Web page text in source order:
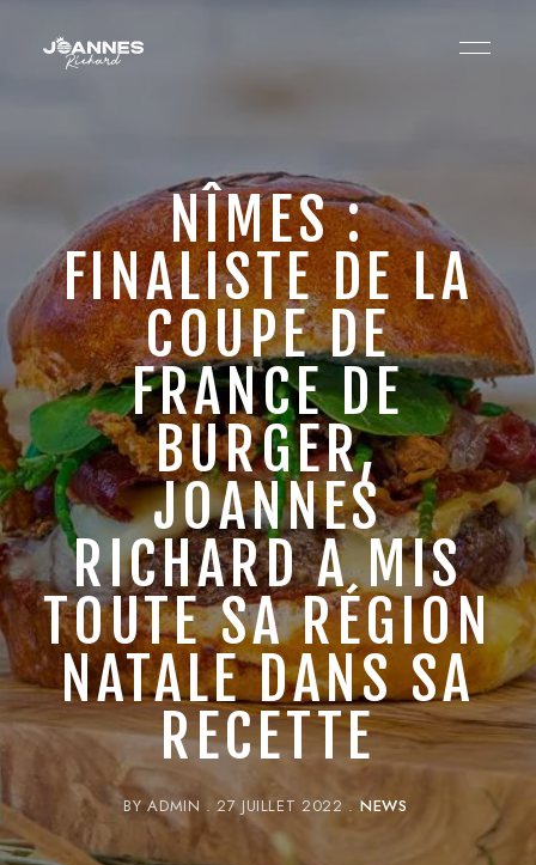
NÎMES :
FINALISTE DE LA
COUPE DE
FRANCE DE
BURGER,
JOANNES
RICHARD A MIS
TOUTE SA RÉGION
NATALE DANS SA
RECETTE
BYADMIN 27 JUILLET 2022 NEWS